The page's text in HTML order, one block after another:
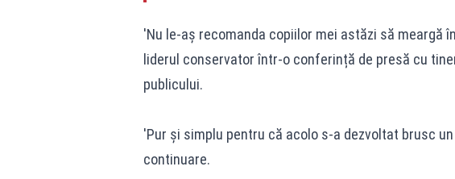
'Nu le-aș recomanda copiilor mei astăzi să meargă
liderul conservator într-o conferință de presă cu
publicului.
'Pur și simplu pentru că acolo s-a dezvoltat brusc
continuare.